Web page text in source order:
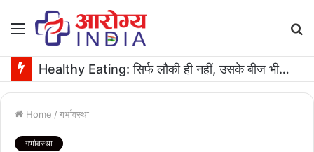
Menu
Health Tips in Hindi: रोज़ खाएं एक आंवला, शरीर को मिलेगा फायदा ही फायदा
Home / गर्भावस्था
गर्भावस्था